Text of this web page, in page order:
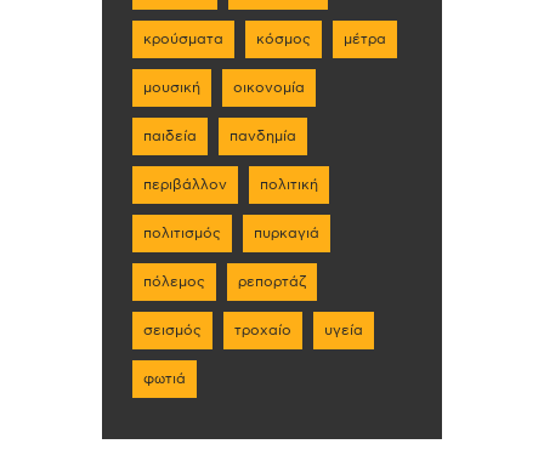
κρούσματα κόσμος μέτρα
μουσική οικονομία
παιδεία πανδημία
περιβάλλον πολιτική
πολιτισμός πυρκαγιά
πόλεμος ρεπορτάζ
σεισμός τροχαίο υγεία
φωτιά